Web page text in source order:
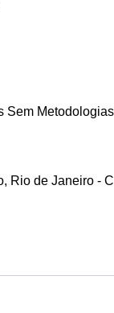
Sem
Rio de Janeiro -